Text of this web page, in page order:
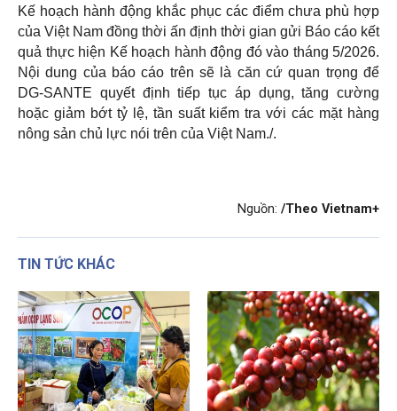
Kế hoạch hành động khắc phục các điểm chưa phù hợp
của Việt Nam đồng thời ấn định thời gian gửi Báo cáo kết
quả thực hiện Kế hoạch hành động đó vào tháng 5/2026.
Nội dung của báo cáo trên sẽ là căn cứ quan trọng để
DG-SANTE quyết định tiếp tục áp dụng, tăng cường
hoặc giảm bớt tỷ lệ, tần suất kiểm tra với các mặt hàng
nông sản chủ lực nói trên của Việt Nam./.
Nguồn: /Theo Vietnam+
TIN TỨC KHÁC